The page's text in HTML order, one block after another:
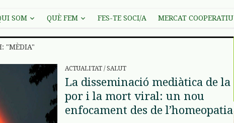
SOM QUÈ FEM FES-TE SOCI/A MERCAT COOPERATIU
"MÈDIA"
ACTUALITAT / SALUT
La disseminació mediàtica de la
por i la mort viral: un nou
enfocament des de l’homeopatia